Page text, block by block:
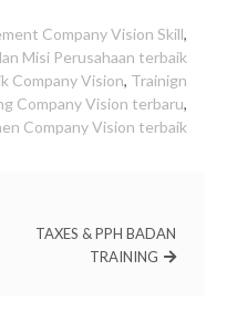
Company Vision Skill,
Misi Perusahaan terbaik
Company Vision, Trainign
Company Vision terbaru,
Company Vision terbaik
TAXES & PPH BADAN
TRAINING